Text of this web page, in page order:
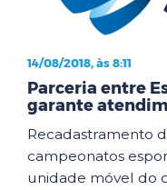
14/08/2018, às 8:11
Parceria entre
garante
Recadastramento
campeonatos
unidade móvel do